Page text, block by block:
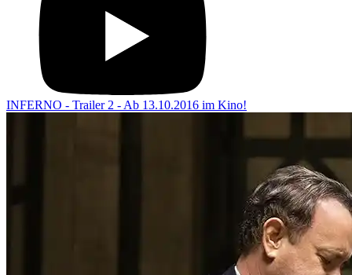
INFERNO - Trailer 2 - Ab 13.10.2016 im Kino!